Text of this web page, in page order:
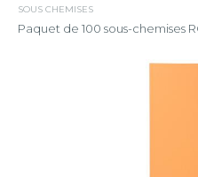
SOUS CHEMISES
Paquet de 100 sous-chemises